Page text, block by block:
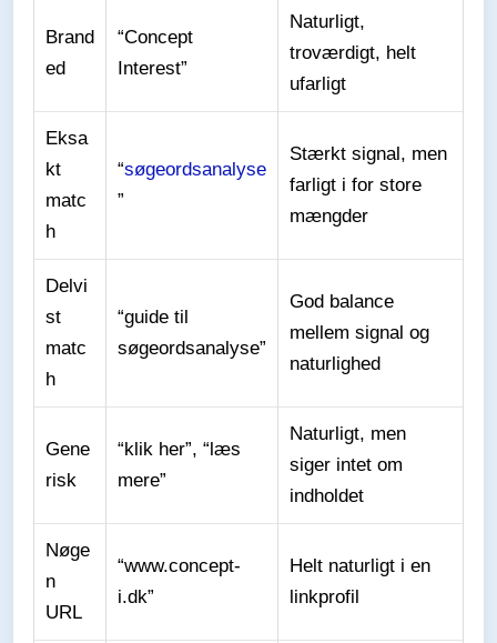
Brand
ed
“Concept
Interest”
Naturligt,
troværdigt, helt
ufarligt
Eksa
kt
matc
h
“søgeordsanalyse
”
Stærkt signal, men
farligt i for store
mængder
Delvi
st
matc
h
“guide til
søgeordsanalyse”
God balance
mellem signal og
naturlighed
Gene
risk
“klik her”, “læs
mere”
Naturligt, men
siger intet om
indholdet
Nøge
n
URL
“www.concept-
i.dk”
Helt naturligt i en
linkprofil